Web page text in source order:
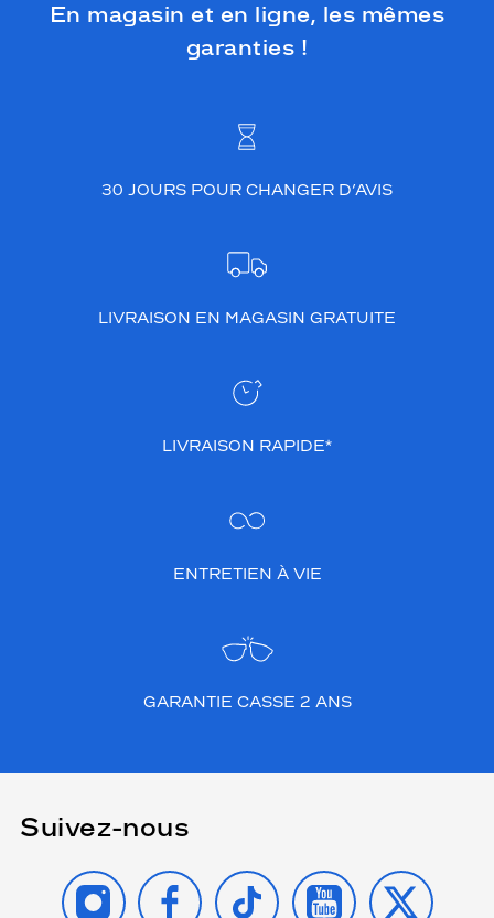
En magasin et en ligne, les mêmes
garanties !
30 JOURS POUR CHANGER D’AVIS
LIVRAISON EN MAGASIN GRATUITE
LIVRAISON RAPIDE*
ENTRETIEN À VIE
GARANTIE CASSE 2 ANS
Suivez-nous
INSTAGRAMFACEBOOK
TIKTOK YOUTUBE
X